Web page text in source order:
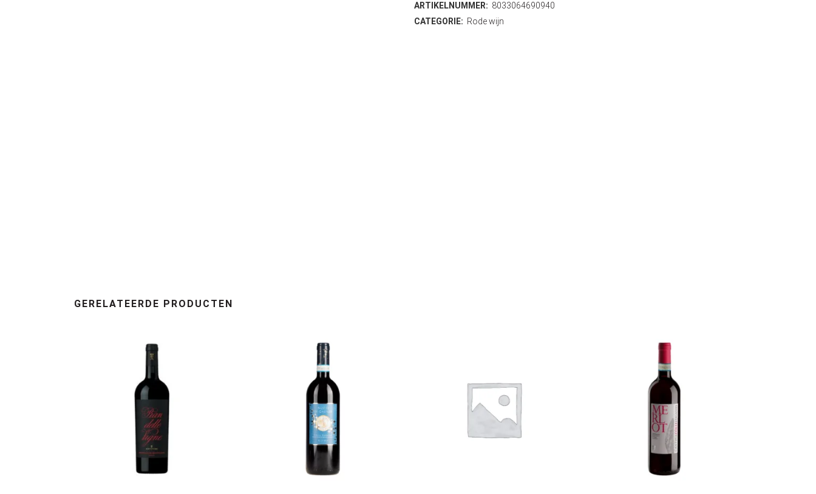
Barco
ARTIKELNUMMER: 8033064690940
CATEGORIE: Rode wijn
GERELATEERDE PRODUCTEN